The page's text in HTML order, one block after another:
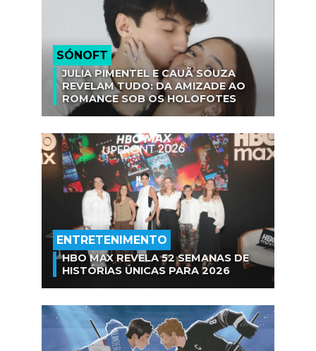
SÓNOFT
JULIA PIMENTEL E CAUÃ SOUZA
REVELAM TUDO: DA AMIZADE AO
ROMANCE SOB OS HOLOFOTES
ENTRETENIMENTO
HBO MAX REVELA 52 SEMANAS DE
HISTÓRIAS ÚNICAS PARA 2026